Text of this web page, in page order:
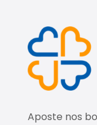
Aposte nos